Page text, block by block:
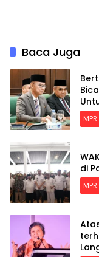
Baca Juga
MPR
di
MPR